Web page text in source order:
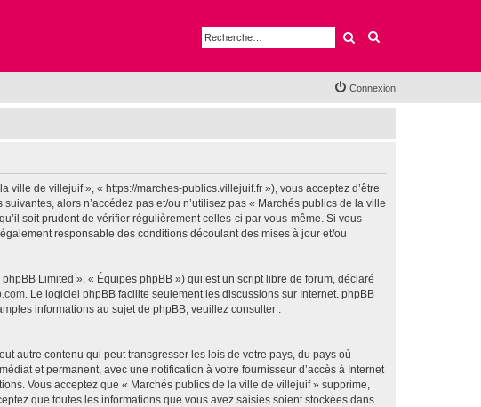
Rechercher
Connexion
de villejuif », « https://marches-publics.villejuif.fr »), vous acceptez d’être
alors n’accédez pas et/ou n’utilisez pas « Marchés publics de la ville
soit prudent de vérifier régulièrement celles-ci par vous-même. Si vous
responsable des conditions découlant des mises à jour et/ou
Limited », « Équipes phpBB ») qui est un script libre de forum, déclaré
. Le logiciel phpBB facilite seulement les discussions sur Internet. phpBB
informations au sujet de phpBB, veuillez consulter :
autre contenu qui peut transgresser les lois de votre pays, du pays où
et permanent, avec une notification à votre fournisseur d’accès à Internet
Vous acceptez que « Marchés publics de la ville de villejuif » supprime,
que toutes les informations que vous avez saisies soient stockées dans